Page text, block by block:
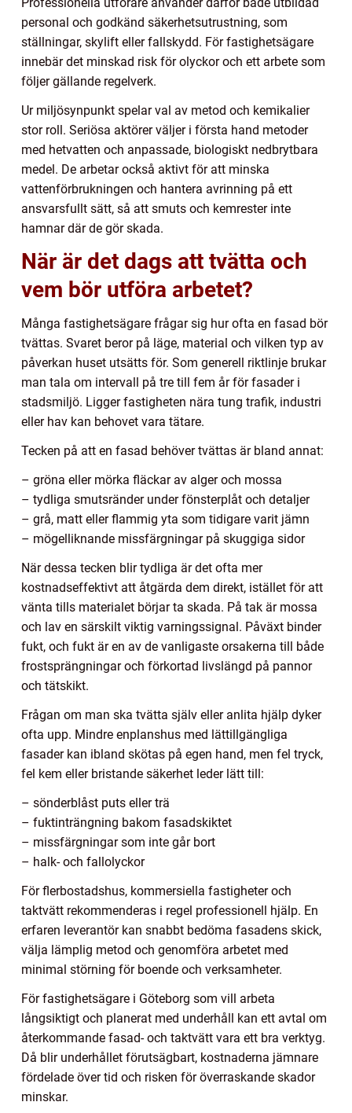
personal och godkänd säkerhetsutrustning, som
ställningar, skylift eller fallskydd. För fastighetsägare
innebär det minskad risk för olyckor och ett arbete som
följer gällande regelverk.
Ur miljösynpunkt spelar val av metod och kemikalier
stor roll. Seriösa aktörer väljer i första hand metoder
med hetvatten och anpassade, biologiskt nedbrytbara
medel. De arbetar också aktivt för att minska
vattenförbrukningen och hantera avrinning på ett
ansvarsfullt sätt, så att smuts och kemrester inte
hamnar där de gör skada.
När är det dags att tvätta och
vem bör utföra arbetet?
Många fastighetsägare frågar sig hur ofta en fasad bör
tvättas. Svaret beror på läge, material och vilken typ av
påverkan huset utsätts för. Som generell riktlinje brukar
man tala om intervall på tre till fem år för fasader i
stadsmiljö. Ligger fastigheten nära tung trafik, industri
eller hav kan behovet vara tätare.
Tecken på att en fasad behöver tvättas är bland annat:
– gröna eller mörka fläckar av alger och mossa
– tydliga smutsränder under fönsterplåt och detaljer
– grå, matt eller flammig yta som tidigare varit jämn
– mögelliknande missfärgningar på skuggiga sidor
När dessa tecken blir tydliga är det ofta mer
kostnadseffektivt att åtgärda dem direkt, istället för att
vänta tills materialet börjar ta skada. På tak är mossa
och lav en särskilt viktig varningssignal. Påväxt binder
fukt, och fukt är en av de vanligaste orsakerna till både
frostsprängningar och förkortad livslängd på pannor
och tätskikt.
Frågan om man ska tvätta själv eller anlita hjälp dyker
ofta upp. Mindre enplanshus med lättillgängliga
fasader kan ibland skötas på egen hand, men fel tryck,
fel kem eller bristande säkerhet leder lätt till:
– sönderblåst puts eller trä
– fuktinträngning bakom fasadskiktet
– missfärgningar som inte går bort
– halk- och fallolyckor
För flerbostadshus, kommersiella fastigheter och
taktvätt rekommenderas i regel professionell hjälp. En
erfaren leverantör kan snabbt bedöma fasadens skick,
välja lämplig metod och genomföra arbetet med
minimal störning för boende och verksamheter.
För fastighetsägare i Göteborg som vill arbeta
långsiktigt och planerat med underhåll kan ett avtal om
återkommande fasad- och taktvätt vara ett bra verktyg.
Då blir underhållet förutsägbart, kostnaderna jämnare
fördelade över tid och risken för överraskande skador
minskar.